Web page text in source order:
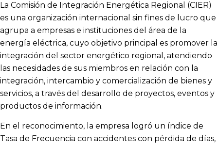
La Comisión de Integración Energética Regional (CIER)
es una organización internacional sin fines de lucro que
agrupa a empresas e instituciones del área de la
energía eléctrica, cuyo objetivo principal es promover la
integración del sector energético regional, atendiendo
las necesidades de sus miembros en relación con la
integración, intercambio y comercialización de bienes y
servicios, a través del desarrollo de proyectos, eventos y
productos de información.
En el reconocimiento, la empresa logró un índice de
Tasa de Frecuencia con accidentes con pérdida de días,